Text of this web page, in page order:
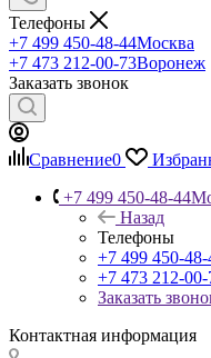
Телефоны
+7 499 450-48-44Москва
+7 473 212-00-73Воронеж
Заказать звонок
Сравнение0
+7 499 450-48-44
Назад
Телефоны
+7 499 450-48-
+7 473 212-00-
Заказать
Контактная информация